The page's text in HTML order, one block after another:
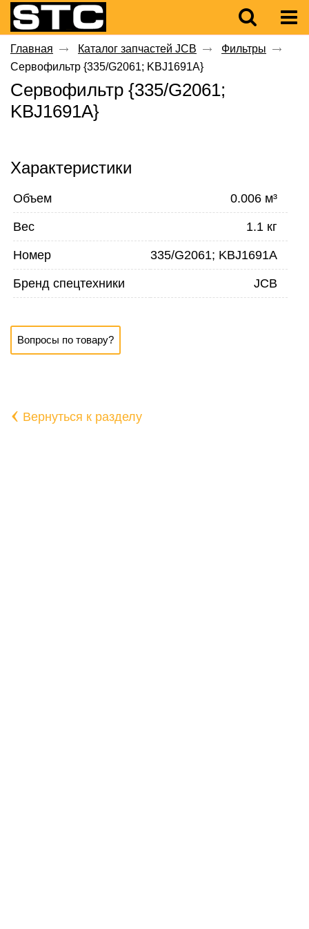
Главная Каталог запчастей JCB
Фильтры
Сервофильтр {335/G2061; KBJ1691A}
Сервофильтр {335/G2061;
KBJ1691A}
Характеристики
Объем 0.006 м³
Вес 1.1 кг
Номер 335/G2061; KBJ1691A
Бренд спецтехники JCB
Вопросы по товару?
‹ Вернуться к разделу